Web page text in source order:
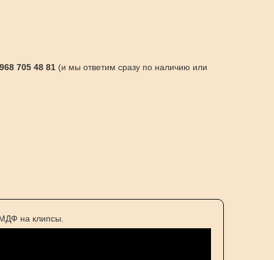
705 48 81 (и мы ответим сразу по наличию или
на клипсы.